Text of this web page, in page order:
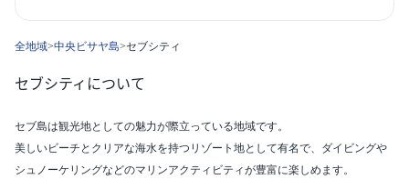
マカティ
タギッグ
ルソン島中部
ダパオ
セブシティ
全地域>中央ビサヤ島>セブシティ
セブシティについて
セブ島は観光地としての魅力が際立っている地域です。
美しいビーチとクリアな海水を持つリゾート地として有名で、ダイビングや
シュノーケリングなどのマリンアクティビティが豊富に楽しめます。